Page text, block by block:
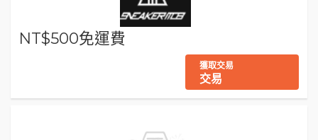
NT$500免運費
獲取交易
交易